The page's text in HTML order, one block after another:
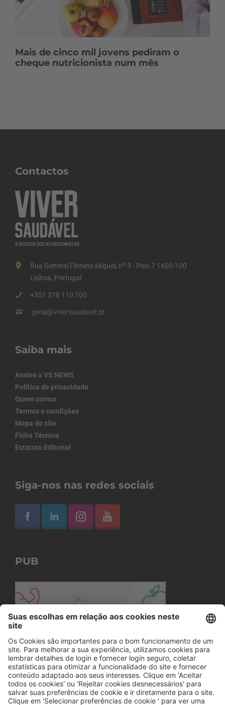
Mais de cinco mil jovens pediram o
cheque nutricionista num mês
Contactos
Rua General Firmino Miguel, nº 3 - Piso 7 1600-100
Lisboa, Portugal
+351 218 110 100
geral@viversaudavel.pt
Saiba mais
Assine a VS NEWS
Política de privacidade
Quem somos
Termos e condições
Mapa do site
Ficha Técnica
Estatuto Editorial
Siga-nos nas redes sociais
PUB